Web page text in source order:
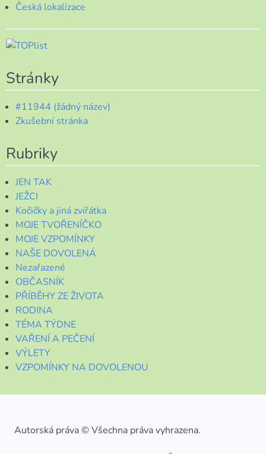
Česká lokalizace
Stránky
#11944 (žádný název)
Zkušební stránka
Rubriky
JEN TAK
JEŽCI
Kočičky a jiná zvířátka
MOJE TVOŘENÍČKO
MOJE VZPOMÍNKY
NAŠE DOVOLENÁ
Nezařazené
OBČASNÍK
PŘÍBĚHY ZE ŽIVOTA
RODINA
TÉMA TÝDNE
VAŘENÍ A PEČENÍ
VÝLETY
VZPOMÍNKY NA DOVOLENOU
Autorská práva © Všechna práva vyhrazena.